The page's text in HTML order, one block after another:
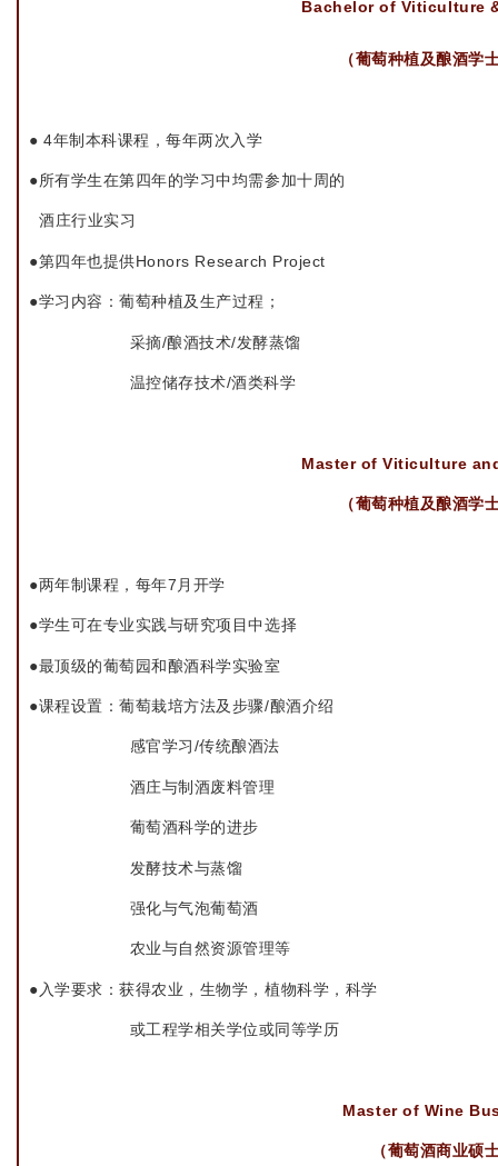
Bachelor of Viticulture
（葡萄种植及酿酒学
● 4年制本科课程，每年两次入学
●所有学生在第四年的学习中均需参加十周的
酒庄行业实习
●第四年也提供Honors Research Project
●学习内容：葡萄种植及生产过程；
采摘/酿酒技术/发酵蒸馏
温控储存技术/酒类科学
Master of Viticulture
（葡萄种植及酿酒学
●两年制课程，每年7月开学
●学生可在专业实践与研究项目中选择
●最顶级的葡萄园和酿酒科学实验室
●课程设置：葡萄栽培方法及步骤/酿酒介绍
感官学习/传统酿酒法
酒庄与制酒废料管理
葡萄酒科学的进步
发酵技术与蒸馏
强化与气泡葡萄酒
农业与自然资源管理等
●入学要求：获得农业，生物学，植物科学，科学
或工程学相关学位或同等学历
Master of Wine
（葡萄酒商业硕